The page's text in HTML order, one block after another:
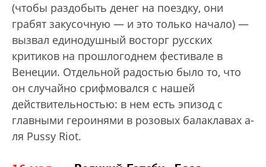
(чтобы раздобыть денег на поездку, они
грабят закусочную — и это только начало) —
вызвал единодушный восторг русских
критиков на прошлогоднем фестивале в
Венеции. Отдельной радостью было то, что
он случайно срифмовался с нашей
действительностью: в нем есть эпизод с
главными героинями в розовых балаклавах а-
ля Pussy Riot.